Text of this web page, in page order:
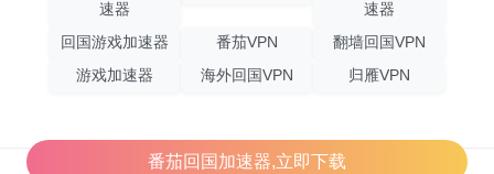
速器
速器
回国游戏加速器
番茄VPN
翻墙回国VPN
游戏加速器
海外回国VPN 归雁VPN
番茄回国加速器,立即下载